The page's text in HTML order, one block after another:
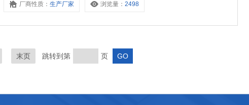
厂商性质：生产厂家 浏览量：2498
末页 跳转到第 页